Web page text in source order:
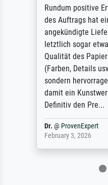
Rundum positive
des Auftrags hat
angekündigte
letztlich sogar
Qualität des
(Farben, Details
sondern
damit ein
Definitiv den Pre...
Dr.@ProvenExpert
February 3, 2026